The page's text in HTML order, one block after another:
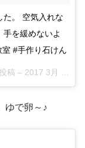
た。 空気入れな
を緩めないよ
#手作り石けん
稿 – 2017 3月 13 9:01午後 PDT
ゆで卵～♪